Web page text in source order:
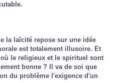
la laïcité repose sur une idée
est totalement illusoire. Et
le religieux et le spirituel sont
bonne ? Il va de soi que
du problème l'exigence d'un